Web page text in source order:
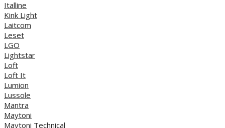
Italline
Kink Light
Laitcom
Leset
LGO
Lightstar
Loft
Loft It
Lumion
Lussole
Mantra
Maytoni
Maytoni Technical